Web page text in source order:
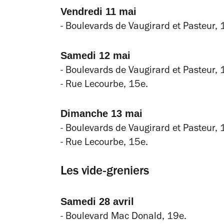
Vendredi 11 mai
- Boulevards de Vaugirard et Pasteur,
Samedi 12 mai
- Boulevards de Vaugirard et Pasteur,
- Rue Lecourbe, 15e.
Dimanche 13 mai
- Boulevards de Vaugirard et Pasteur,
- Rue Lecourbe, 15e.
Les vide-greniers
Samedi 28 avril
- Boulevard Mac Donald, 19e.